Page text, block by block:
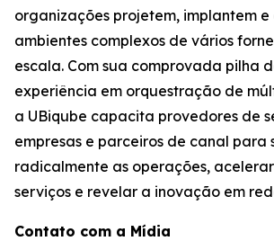
organizações projetem, implantem e
ambientes complexos de vários
escala. Com sua comprovada pilha
experiência em orquestração de
a UBiqube capacita provedores de
empresas e parceiros de canal para
radicalmente as operações,
serviços e revelar a inovação em
Contato com a Mídia